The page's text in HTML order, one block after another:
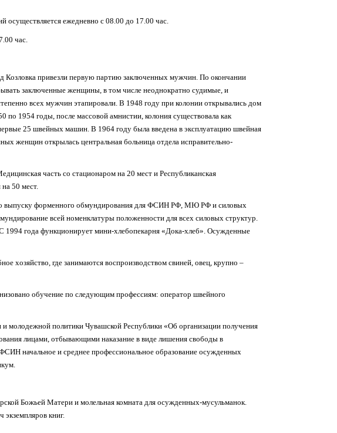
осуществляется ежедневно с 08.00 до 17.00 час.
час.
Козловка привезли первую партию заключенных мужчин. По окончании
заключенные женщины, в том числе неоднократно судимые, и
всех мужчин этапировали. В 1948 году при колонии открывались дом
1954 годы, после массовой амнистии, колония существовала как
25 швейных машин. В 1964 году была введена в эксплуатацию швейная
женщин открылась центральная больница отдела исправительно-
часть со стационаром на 20 мест и Республиканская
50 мест.
выпуску форменного обмундирования для ФСИН РФ, МЮ РФ и силовых
всей номенклатуры положенности для всех силовых структур.
года функционирует мини-хлебопекарня «Дока-хлеб». Осужденные
хозяйство, где занимаются воспроизводством свиней, овец, крупно –
обучение по следующим профессиям: оператор швейного
и молодежной политики Чувашской Республики «Об организации получения
лицами, отбывающими наказание в виде лишения свободы в
начальное и среднее профессиональное образование осужденных
Божьей Матери и молельная комната для осужденных-мусульманок.
книг.